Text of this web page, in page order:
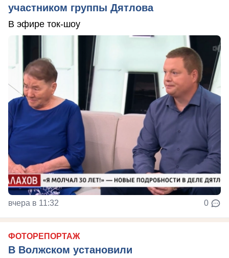
участником группы Дятлова
В эфире ток-шоу
вчера в 11:32 0
ФОТОРЕПОРТАЖ
В Волжском установили